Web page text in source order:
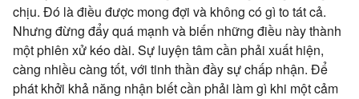
chịu. Đó là điều được mong đợi và không có gì to tát cả.
Nhưng đừng đẩy quá mạnh và biến những điều này thành
một phiên xử kéo dài. Sự luyện tâm cần phải xuất hiện,
càng nhiều càng tốt, với tinh thần đầy sự chấp nhận. Để
phát khởi khả năng nhận biết cần phải làm gì khi một cảm